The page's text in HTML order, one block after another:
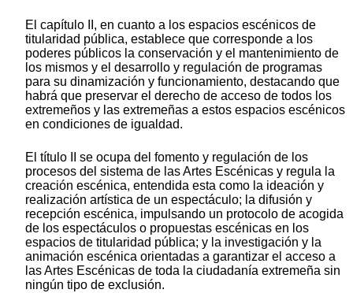
El capítulo II, en cuanto a los espacios escénicos de
titularidad pública, establece que corresponde a los
poderes públicos la conservación y el mantenimiento de
los mismos y el desarrollo y regulación de programas
para su dinamización y funcionamiento, destacando que
habrá que preservar el derecho de acceso de todos los
extremeños y las extremeñas a estos espacios escénicos
en condiciones de igualdad.
El título II se ocupa del fomento y regulación de los
procesos del sistema de las Artes Escénicas y regula la
creación escénica, entendida esta como la ideación y
realización artística de un espectáculo; la difusión y
recepción escénica, impulsando un protocolo de acogida
de los espectáculos o propuestas escénicas en los
espacios de titularidad pública; y la investigación y la
animación escénica orientadas a garantizar el acceso a
las Artes Escénicas de toda la ciudadanía extremeña sin
ningún tipo de exclusión.